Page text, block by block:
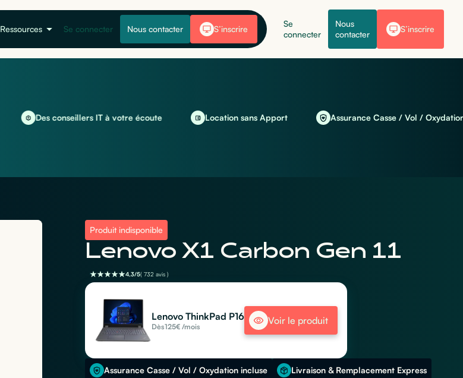
Ressources Se connecter Nous contacter S’inscrire
Se
connecter
Nous
contacter
S’inscrire
Des conseillers IT à votre écoute Location sans Apport Assurance Casse / Vol / Oxydation incluse
Produit indisponible
Lenovo X1 Carbon Gen 11
4,3/5( 732 avis )
Lenovo ThinkPad P16
Dès125€ /mois Voir le produit
Assurance Casse / Vol / Oxydation incluse Livraison & Remplacement Express